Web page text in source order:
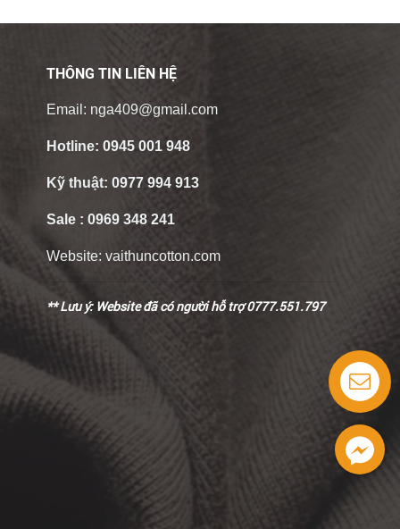
THÔNG TIN LIÊN HỆ
Email: nga409@gmail.com
Hotline: 0945 001 948
Kỹ thuật: 0977 994 913
Sale : 0969 348 241
Website: vaithuncotton.com
** Lưu ý: Website đã có người hỗ trợ 0777.551.797